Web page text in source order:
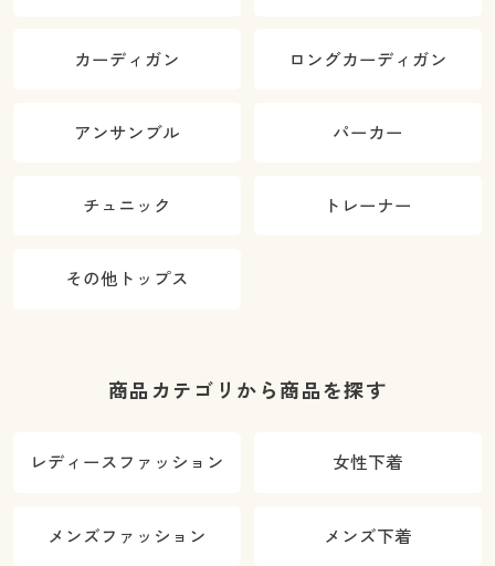
カーディガン ロングカーディガン
アンサンブル パーカー
チュニック トレーナー
その他トップス
商品カテゴリから商品を探す
レディースファッション 女性下着
メンズファッション メンズ下着